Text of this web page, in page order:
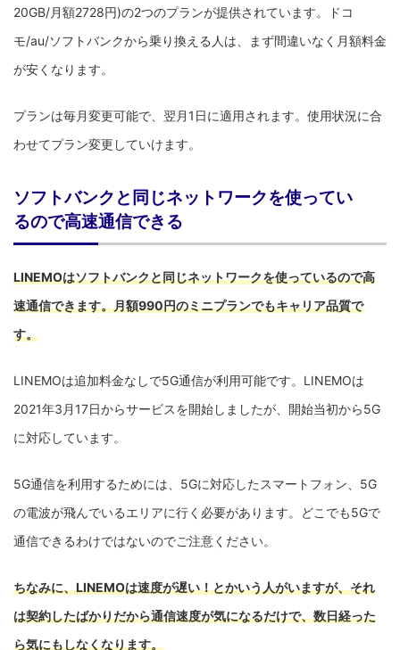
20GB/月額2728円)の2つのプランが提供されています。ドコ
モ/au/ソフトバンクから乗り換える人は、まず間違いなく月額料金
が安くなります。
プランは毎月変更可能で、翌月1日に適用されます。使用状況に合
わせてプラン変更していけます。
ソフトバンクと同じネットワークを使ってい
るので高速通信できる
LINEMOはソフトバンクと同じネットワークを使っているので高
速通信できます。月額990円のミニプランでもキャリア品質で
す。
LINEMOは追加料金なしで5G通信が利用可能です。LINEMOは
2021年3月17日からサービスを開始しましたが、開始当初から5G
に対応しています。
5G通信を利用するためには、5Gに対応したスマートフォン、5G
の電波が飛んでいるエリアに行く必要があります。どこでも5Gで
通信できるわけではないのでご注意ください。
ちなみに、LINEMOは速度が遅い！とかいう人がいますが、それ
は契約したばかりだから通信速度が気になるだけで、数日経った
ら気にもしなくなります。